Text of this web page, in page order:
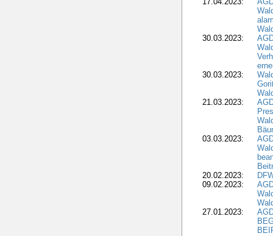
30.03.2023:
30.03.2023:
21.03.2023:
03.03.2023:
20.02.2023:
09.02.2023:
27.01.2023: